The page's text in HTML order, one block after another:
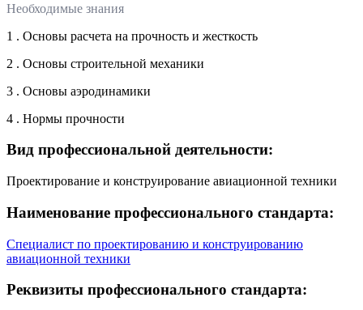
Необходимые знания
1 . Основы расчета на прочность и жесткость
2 . Основы строительной механики
3 . Основы аэродинамики
4 . Нормы прочности
Вид профессиональной деятельности:
Проектирование и конструирование авиационной техники
Наименование профессионального стандарта:
Специалист по проектированию и конструированию
авиационной техники
Реквизиты профессионального стандарта: